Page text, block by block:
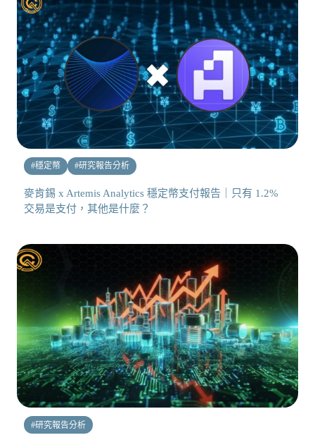
#穩定幣 #研究報告分析
麥肯錫 x Artemis Analytics 穩定幣支付報告｜只有 1.2%
交易是支付，其他是什麼？
#研究報告分析